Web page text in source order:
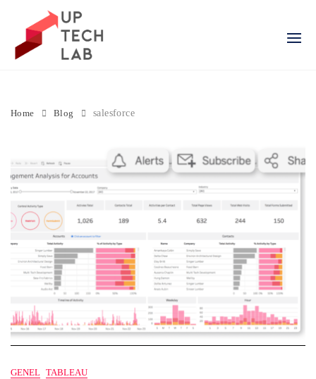
content
Home Blog salesforce
GENEL TABLEAU